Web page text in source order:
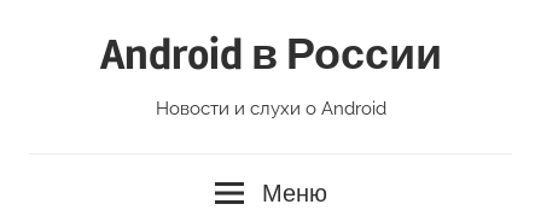
Android в России
Новости и слухи о Android
Меню